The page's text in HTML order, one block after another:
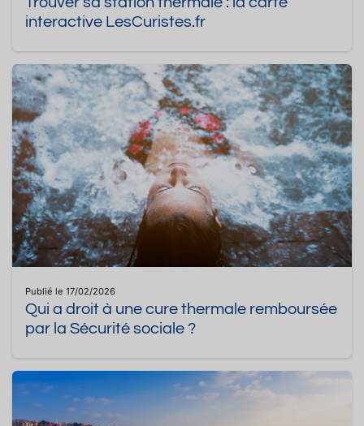
interactive LesCuristes.fr
Publié le 17/02/2026
Qui a droit à une cure thermale remboursée
par la Sécurité sociale ?